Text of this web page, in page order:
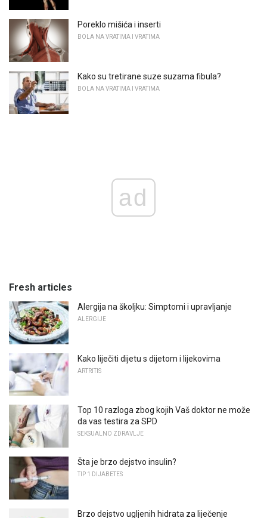
Poreklo mišića i inserti
BOLA NA VRATIMA I VRATIMA
Kako su tretirane suze suzama fibula?
BOLA NA VRATIMA I VRATIMA
ad
Fresh articles
Alergija na školjku: Simptomi i upravljanje
ALERGIJE
Kako liječiti dijetu s dijetom i lijekovima
ARTRITIS
Top 10 razloga zbog kojih Vaš doktor ne može
da vas testira za SPD
SEKSUALNO ZDRAVLJE
Šta je brzo dejstvo insulin?
TIP 1 DIJABETES
Brzo dejstvo ugljenih hidrata za liječenje